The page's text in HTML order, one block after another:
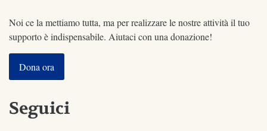
Noi ce la mettiamo tutta, ma per realizzare le nostre attività il tuo
supporto è indispensabile. Aiutaci con una donazione!
Dona ora
Seguici